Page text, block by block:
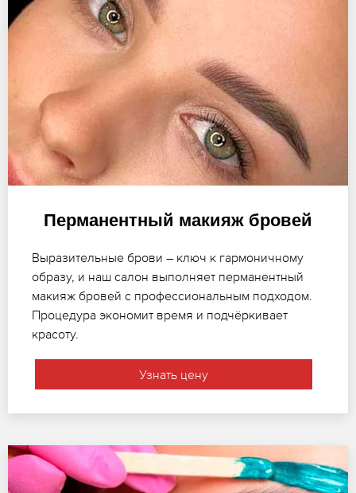
Перманентный макияж бровей
Выразительные брови – ключ к гармоничному
образу, и наш салон выполняет перманентный
макияж бровей с профессиональным подходом.
Процедура экономит время и подчёркивает
красоту.
Узнать цену